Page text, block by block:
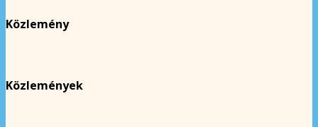
Közlemény
Közlemények